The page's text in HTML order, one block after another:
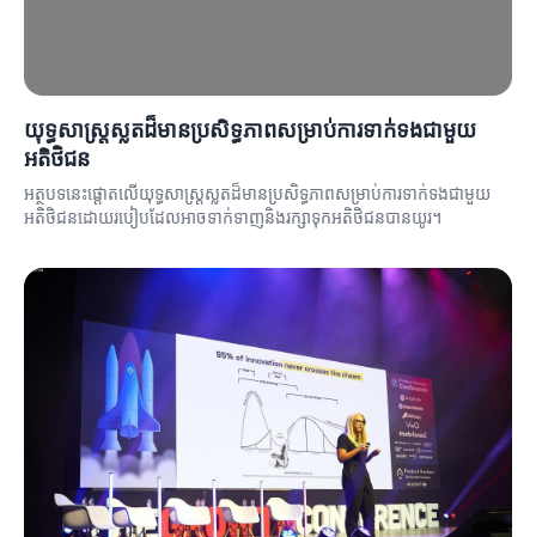
យុទ្ធសាស្ត្រស្លតដ៏មានប្រសិទ្ធភាពសម្រាប់ការទាក់ទងជាមួយ
អតិថិជន
អត្ថបទនេះផ្តោតលើយុទ្ធសាស្ត្រស្លតដ៏មានប្រសិទ្ធភាពសម្រាប់ការទាក់ទងជាមួយ
អតិថិជនដោយរបៀបដែលអាចទាក់ទាញនិងរក្សាទុកអតិថិជនបានយូរ។